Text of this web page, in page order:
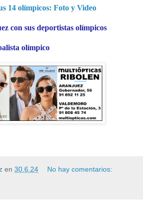
14 olímpicos: Foto y Video
con sus deportistas olímpicos
olímpico
en 30.6.24 No hay comentarios: